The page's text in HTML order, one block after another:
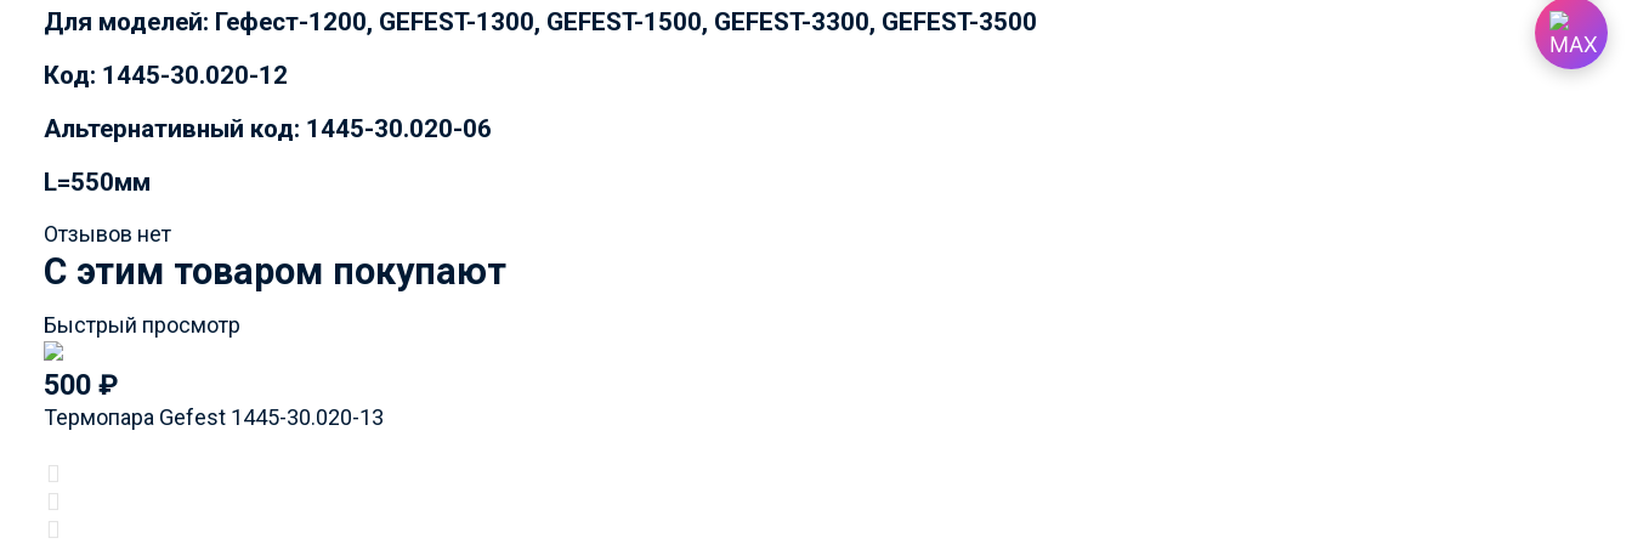
Для моделей: Гефест-1200, GEFEST-1300, GEFEST-1500, GEFEST-3300, GEFEST-3500
Код: 1445-30.020-12
Альтернативный код: 1445-30.020-06
L=550мм
Отзывов нет
C этим товаром покупают
Быстрый просмотр
500 ₽
Термопара Gefest 1445-30.020-13